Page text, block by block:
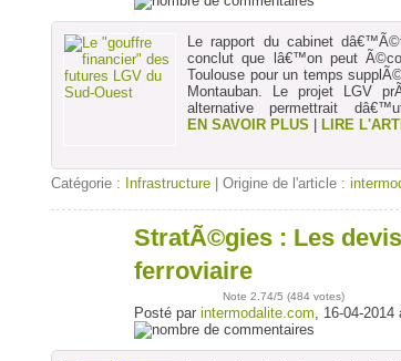
Le rapport du cabinet
conclut que lâ€™on peut
Toulouse pour un temps
Montauban. Le projet LGV
alternative permettrait
EN SAVOIR PLUS
LIRE
Catégorie : Infrastructure | Origine de l'article :
StratÃ©gies : Les
ferroviaire
Note 2.74/5 (484 votes)
Posté par intermodalite.com, 16-04-2014